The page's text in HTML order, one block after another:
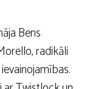
Bens
radikāli